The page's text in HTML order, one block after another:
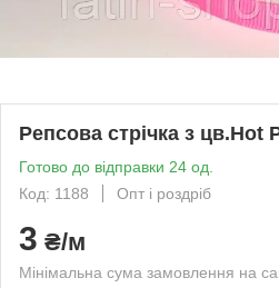
Репсова стрічка з цв.Hot
Готово до відправки 24 од.
Код: 1188
Опт і роздріб
3 ₴/м
Мінімальна сума замовлення на